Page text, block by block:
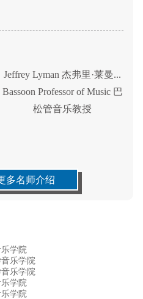
Jeffrey Lyman 杰弗里·莱曼...
Bassoon Professor of Music 巴
松管音乐教授
多名师介绍
学院
乐学院
乐学院
学院
学院